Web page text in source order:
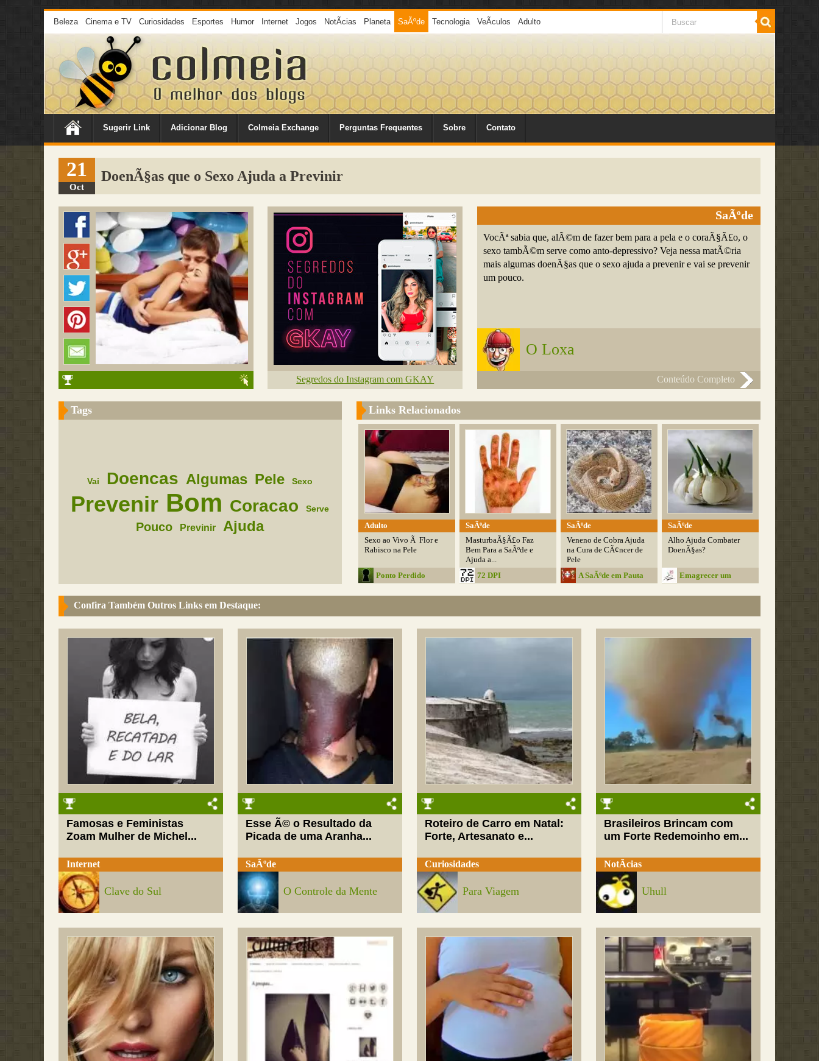
Beleza Cinema e TV Curiosidades Esportes Humor Internet Jogos NotÃ­cias Planeta SaÃºde Tecnologia VeÃ­culos Adulto
Sugerir Link Adicionar Blog Colmeia Exchange Perguntas Frequentes Sobre Contato
21
Oct
DoenÃ§as que o Sexo Ajuda a Previnir
Segredos do Instagram com GKAY
SaÃºde
VocÃª sabia que, alÃ©m de fazer bem para a pela e o coraÃ§Ã£o, o
sexo tambÃ©m serve como anto-depressivo? Veja nessa matÃ©ria
mais algumas doenÃ§as que o sexo ajuda a prevenir e vai se prevenir
um pouco.
O Loxa
Conteúdo Completo
Tags
Vai Doencas Algumas Pele Sexo
Prevenir Bom Coracao Serve
Pouco Previnir Ajuda
Links Relacionados
Adulto
Sexo ao Vivo Ã Flor e
Rabisco na Pele
Ponto Perdido
SaÃºde
MasturbaÃ§Ã£o Faz
Bem Para a SaÃºde e
Ajuda a...
72 DPI
SaÃºde
Veneno de Cobra Ajuda
na Cura de CÃ¢ncer de
Pele
A SaÃºde em Pauta
SaÃºde
Alho Ajuda Combater
DoenÃ§as?
Emagrecer um
Confira Também Outros Links em Destaque:
Famosas e Feministas
Zoam Mulher de Michel...
Internet
Clave do Sul
Esse Ã© o Resultado da
Picada de uma Aranha...
SaÃºde
O Controle da Mente
Roteiro de Carro em Natal:
Forte, Artesanato e...
Curiosidades
Para Viagem
Brasileiros Brincam com
um Forte Redemoinho em...
NotÃ­cias
Uhull